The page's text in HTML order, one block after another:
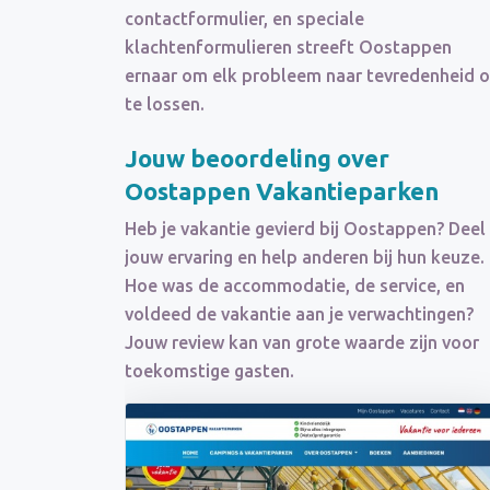
contactformulier, en speciale
klachtenformulieren streeft Oostappen
ernaar om elk probleem naar tevredenheid
te lossen.
Jouw beoordeling over
Oostappen Vakantieparken
Heb je vakantie gevierd bij Oostappen? Deel
jouw ervaring en help anderen bij hun keuze.
Hoe was de accommodatie, de service, en
voldeed de vakantie aan je verwachtingen?
Jouw review kan van grote waarde zijn voor
toekomstige gasten.